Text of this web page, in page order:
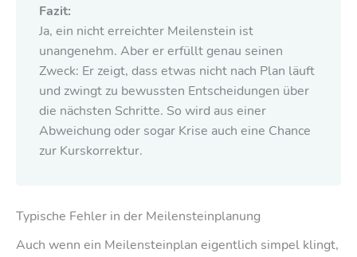
Fazit:
Ja, ein nicht erreichter Meilenstein ist
unangenehm. Aber er erfüllt genau seinen
Zweck: Er zeigt, dass etwas nicht nach Plan läuft
und zwingt zu bewussten Entscheidungen über
die nächsten Schritte. So wird aus einer
Abweichung oder sogar Krise auch eine Chance
zur Kurskorrektur.
Typische Fehler in der Meilensteinplanung
Auch wenn ein Meilensteinplan eigentlich simpel klingt,